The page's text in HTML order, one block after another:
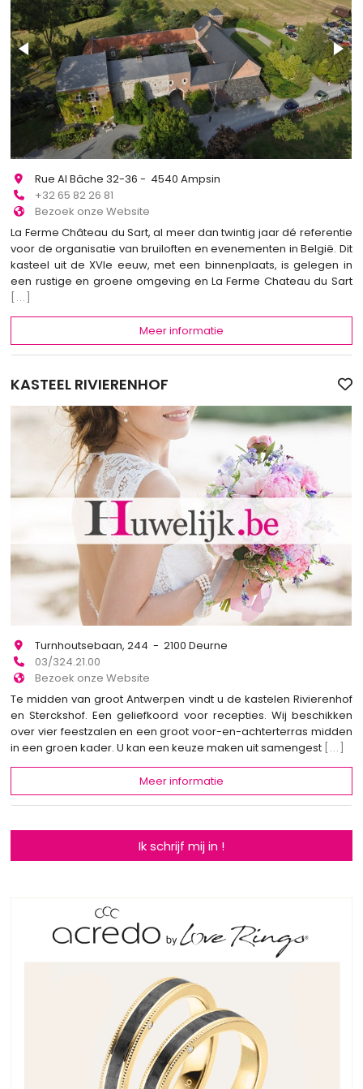
Rue Al Bâche 32-36 - 4540 Ampsin
+32 65 82 26 81
Bezoek onze Website
La Ferme Château du Sart, al meer dan twintig jaar dé referentie
voor de organisatie van bruiloften en evenementen in België. Dit
kasteel uit de XVIe eeuw, met een binnenplaats, is gelegen in
een rustige en groene omgeving en La Ferme Chateau du Sart
[...]
Meer informatie
KASTEEL RIVIERENHOF
Turnhoutsebaan, 244 - 2100 Deurne
03/324.21.00
Bezoek onze Website
Te midden van groot Antwerpen vindt u de kastelen Rivierenhof
en Sterckshof. Een geliefkoord voor recepties. Wij beschikken
over vier feestzalen en een groot voor-en-achterterras midden
in een groen kader. U kan een keuze maken uit samengest [...]
Meer informatie
Ik schrijf mij in !